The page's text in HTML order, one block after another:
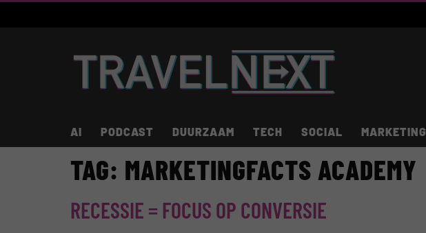
AI PODCAST DUURZAAM TECH SOCIAL MARKETING
TAG: MARKETINGFACTS ACADEMY
RECESSIE = FOCUS OP CONVERSIE